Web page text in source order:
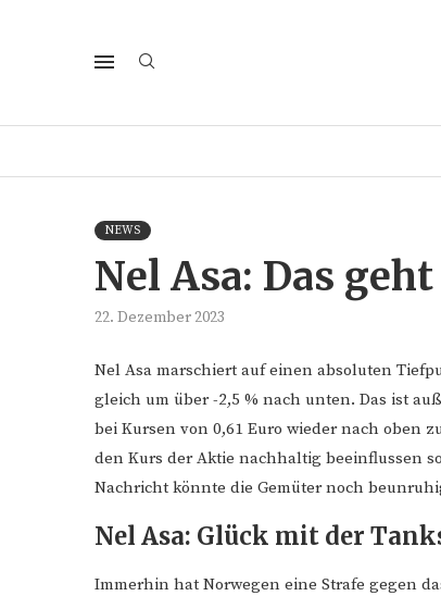
NEWS
Nel Asa: Das
22. Dezember 2023
Nel Asa marschiert auf einen absoluten
gleich um über -2,5 % nach unten. Das ist
bei Kursen von 0,61 Euro wieder nach oben
den Kurs der Aktie nachhaltig beeinflussen
Nachricht könnte die Gemüter noch
Nel Asa: Glück mit der
Immerhin hat Norwegen eine Strafe gegen